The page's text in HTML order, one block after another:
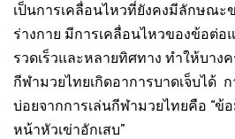
เป็นการเคลื่อนไหวที่ยังคงมีลักษณะ
ร่างกาย มีการเคลื่อนไหวของข้อต่อ
รวดเร็วและหลายทิศทาง ทำให้บาง
กีฬามวยไทยเกิดอาการบาดเจ็บได้
บ่อยจากการเล่นกีฬามวยไทยคือ “ข้
หน้าหัวเข่าอักเสบ”